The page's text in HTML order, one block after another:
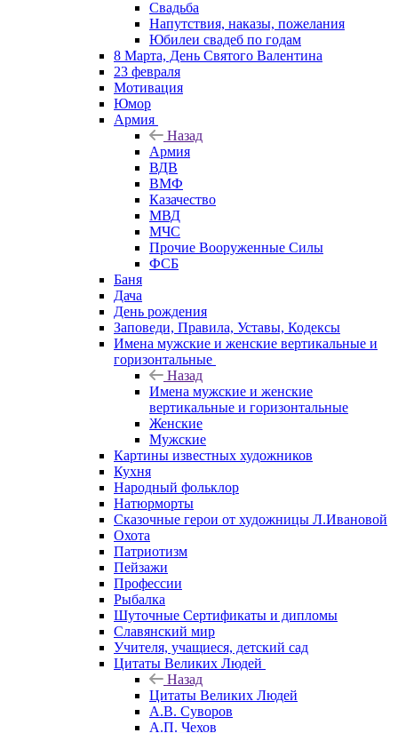
Свадьба
Напутствия, наказы, пожелания
Юбилеи свадеб по годам
8 Марта, День Святого Валентина
23 февраля
Мотивация
Юмор
Армия
Назад
Армия
ВДВ
ВМФ
Казачество
МВД
МЧС
Прочие Вооруженные Силы
ФСБ
Баня
Дача
День рождения
Заповеди, Правила, Уставы, Кодексы
Имена мужские и женские вертикальные и
горизонтальные
Назад
Имена мужские и женские
вертикальные и горизонтальные
Женские
Мужские
Картины известных художников
Кухня
Народный фольклор
Натюрморты
Сказочные герои от художницы Л.Ивановой
Охота
Патриотизм
Пейзажи
Профессии
Рыбалка
Шуточные Сертификаты и дипломы
Славянский мир
Учителя, учащиеся, детский сад
Цитаты Великих Людей
Назад
Цитаты Великих Людей
А.В. Суворов
А.П. Чехов